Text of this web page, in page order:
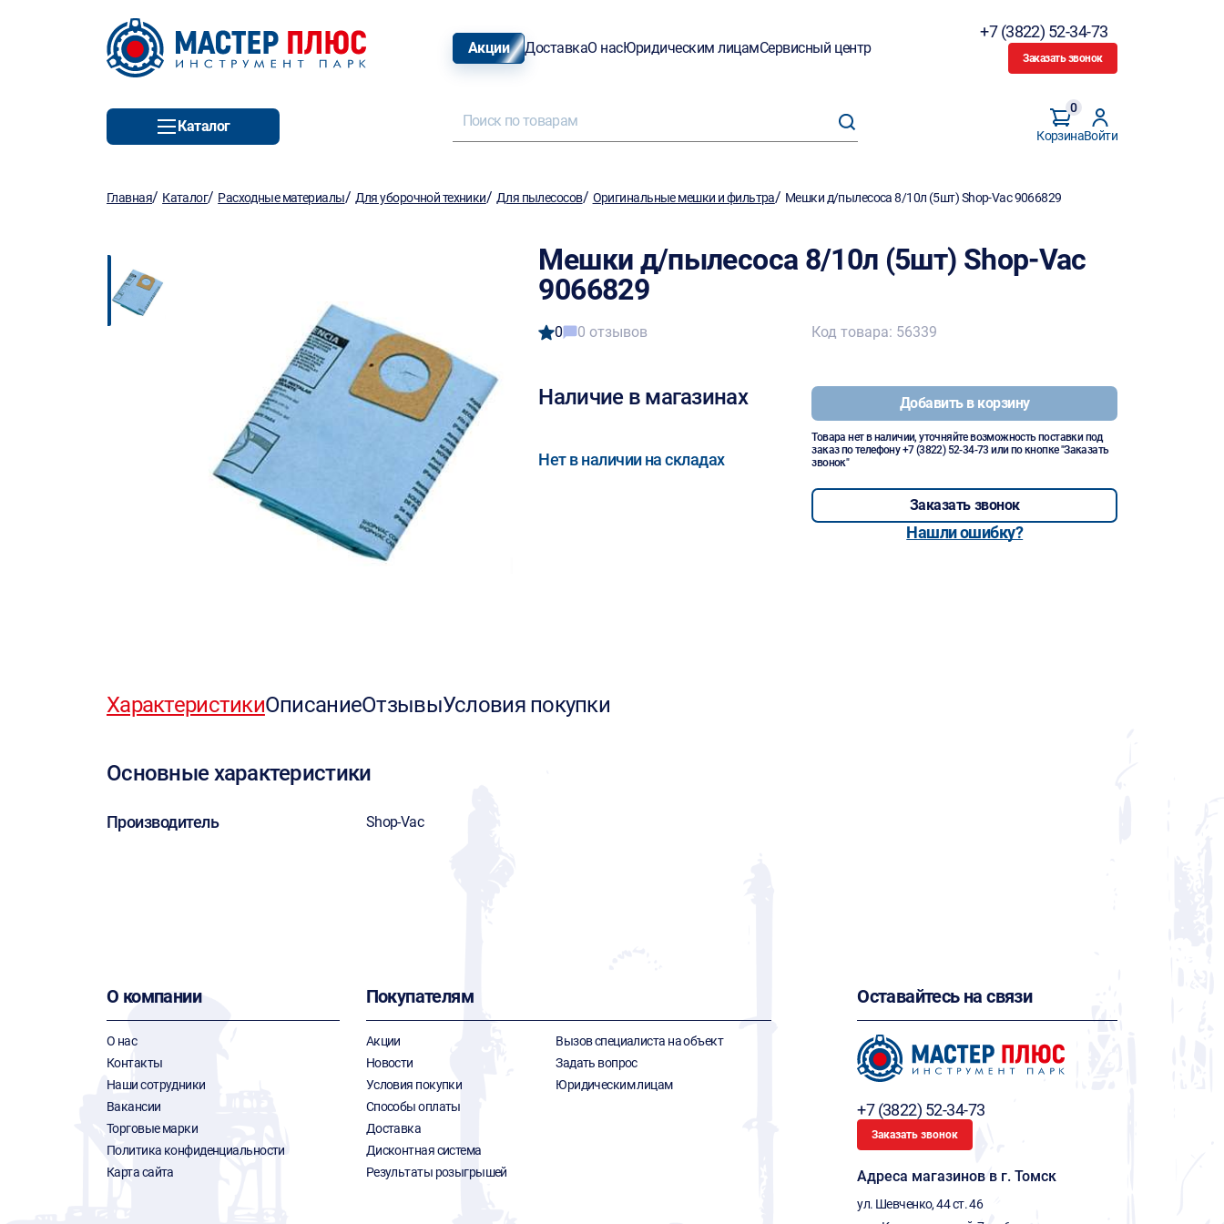
Акции ДоставкаО насЮридическим лицамСервисный центр
+7 (3822) 52-34-73
Заказать звонок
Каталог
Корзина
0
Войти
Главная/ Каталог/ Расходные материалы/ Для уборочной техники/ Для пылесосов/ Оригинальные мешки и фильтра/ Мешки д/пылесоса 8/10л (5шт) Shop-Vac 9066829
Мешки д/пылесоса 8/10л (5шт) Shop-Vac
9066829
0 0 отзывов
Наличие в магазинах
Нет в наличии на складах
Код товара: 56339
Добавить в корзину
Товара нет в наличии, уточняйте возможность поставки под
заказ по телефону+7 (3822) 52-34-73 или по кнопке "Заказать
звонок"
Заказать звонок
Нашли ошибку?
ХарактеристикиОписаниеОтзывыУсловия покупки
Основные характеристики
Производитель Shop-Vac
О компании
О нас
Контакты
Наши сотрудники
Вакансии
Торговые марки
Политика конфиденциальности
Карта сайта
Покупателям
Акции
Новости
Условия покупки
Способы оплаты
Доставка
Дисконтная система
Результаты розыгрышей
Вызов специалиста на объект
Задать вопрос
Юридическим лицам
Оставайтесь на связи
+7 (3822) 52-34-73
Заказать звонок
Адреса магазинов в г. Томск
ул. Шевченко, 44 ст. 46